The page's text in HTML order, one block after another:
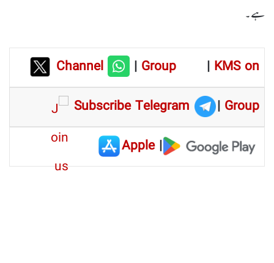
ہے۔
Channel |Group | KMS on
Subscribe Telegram
| Group
|
Apple